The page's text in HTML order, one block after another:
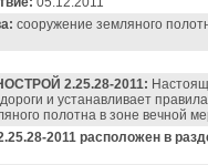
сооружение земляного
2.25.28-2011:
и устанавливает
полотна в зоне вечной
2011 расположен в